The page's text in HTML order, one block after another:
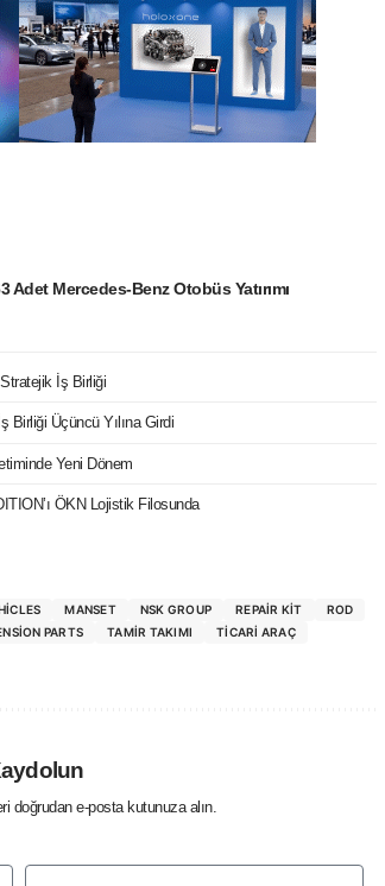
Adet Mercedes-Benz Otobüs Yatırımı
İş Birliği
Birliği Üçüncü Yılına Girdi
Yeni Dönem
ÖKN Lojistik Filosunda
MANSET NSK GROUP REPAIR KIT
ROD
PARTS TAMIR TAKIMI
TICARI ARAÇ
doğrudan e-posta kutunuza alın.